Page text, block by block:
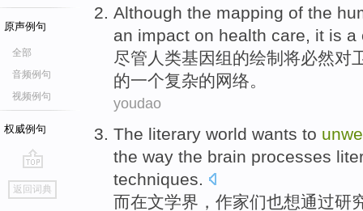
原声例句
全部
音频例句
视频例句
权威例句
go
top
返回词典
Although the mapping of the
an impact on health care, it is a
尽管 人类基因组的绘制 将必然对
的一个复杂的网络。
youdao
The literary world wants to
the way the brain processes
techniques
而在文学界，作家们也想通过研